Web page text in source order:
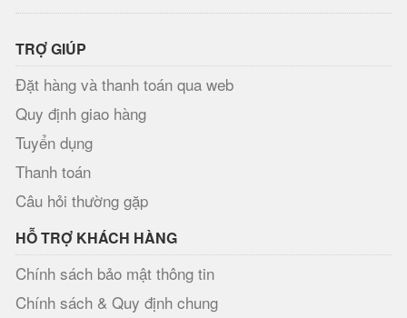
TRỢ GIÚP
Đặt hàng và thanh toán qua web
Quy định giao hàng
Tuyển dụng
Thanh toán
Câu hỏi thường gặp
HỖ TRỢ KHÁCH HÀNG
Chính sách bảo mật thông tin
Chính sách & Quy định chung